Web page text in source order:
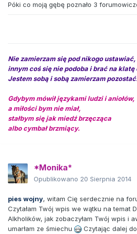
Póki co moją gębę poznało 3
Nie zamierzam się pod nikogo
innym coś się nie podoba i brać na
Jestem sobą i sobą zamierzam
Gdybym mówił językami ludzi i aniołów,
a miłości bym nie miał,
stałbym się jak miedź brzęcząca
albo cymbał brzmiący.
*Monika*
Opublikowano 20 Sierpnia 2014
pies wojny, witam Cię serdecznie na
Czytałam Twój wpis we wątku na temat
Alkholików, jak zobaczyłam Twój wpis i
umarłam ze śmiechu
Czytając dalej